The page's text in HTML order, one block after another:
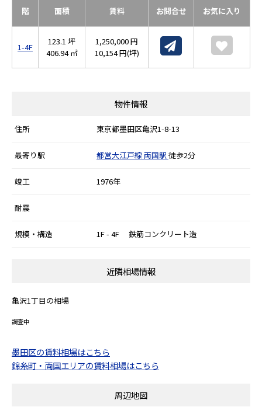
階 面積 賃料 お問合せ お気に入り
1-4F
123.1 坪
406.94 ㎡
1,250,000 円
10,154 円(坪)
物件情報
住所 東京都墨田区亀沢1-8-13
最寄り駅 都営大江戸線両国駅 徒歩2分
竣工 1976年
耐震
規模・構造 1F - 4F 鉄筋コンクリート造
近隣相場情報
亀沢1丁目の相場
調査中
墨田区の賃料相場はこちら
錦糸町・両国エリアの賃料相場はこちら
周辺地図